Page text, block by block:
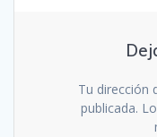
Tu dirección
publicada.